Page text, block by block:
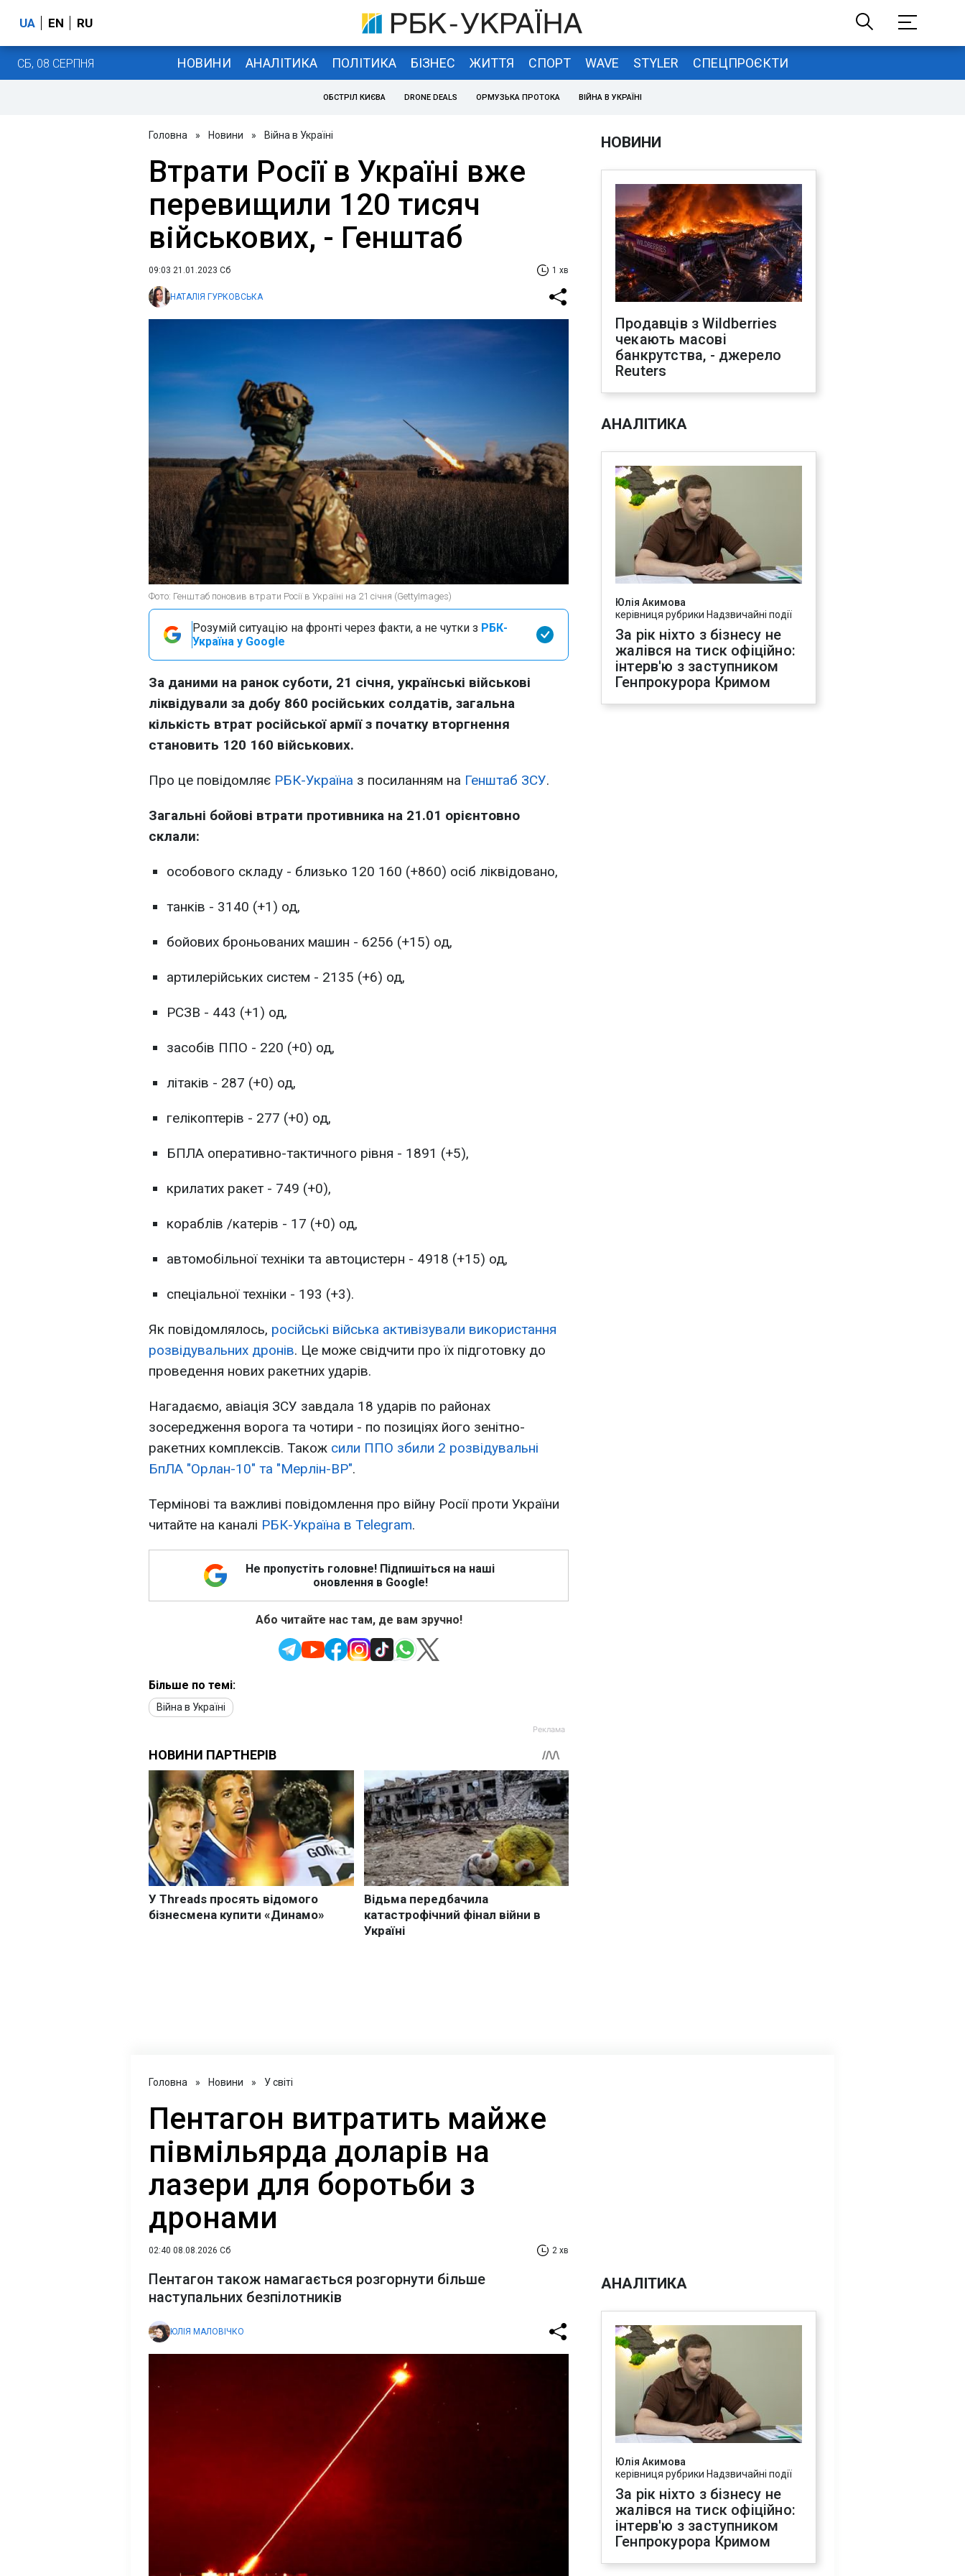
UA EN RU
СБ, 08 СЕРПНЯ НОВИНИ АНАЛІТИКА ПОЛІТИКА БІЗНЕС ЖИТТЯ СПОРТ WAVE STYLER СПЕЦПРОЄКТИ
ОБСТРІЛ КИЄВА DRONE DEALS ОРМУЗЬКА ПРОТОКА ВІЙНА В УКРАЇНІ
Головна » Новини » Війна в Україні
Втрати Росії в Україні вже
перевищили 120 тисяч
військових, - Генштаб
09:03 21.01.2023 Сб 1 хв
НАТАЛІЯ ГУРКОВСЬКА
Фото: Генштаб поновив втрати Росії в Україні на 21 січня (GettyImages)
Розумій ситуацію на фронті через факти, а не чутки з РБК-
Україна у Google
За даними на ранок суботи, 21 січня, українські військові
ліквідували за добу 860 російських солдатів, загальна
кількість втрат російської армії з початку вторгнення
становить 120 160 військових.
Про це повідомляє РБК-Україна з посиланням на Генштаб ЗСУ.
Загальні бойові втрати противника на 21.01 орієнтовно
склали:
особового складу - близько 120 160 (+860) осіб ліквідовано,
танків - 3140 (+1) од,
бойових броньованих машин - 6256 (+15) од,
артилерійських систем - 2135 (+6) од,
РСЗВ - 443 (+1) од,
засобів ППО - 220 (+0) од,
літаків - 287 (+0) од,
гелікоптерів - 277 (+0) од,
БПЛА оперативно-тактичного рівня - 1891 (+5),
крилатих ракет - 749 (+0),
кораблів /катерів - 17 (+0) од,
автомобільної техніки та автоцистерн - 4918 (+15) од,
спеціальної техніки - 193 (+3).
Як повідомлялось, російські війська активізували використання
розвідувальних дронів. Це може свідчити про їх підготовку до
проведення нових ракетних ударів.
Нагадаємо, авіація ЗСУ завдала 18 ударів по районах
зосередження ворога та чотири - по позиціях його зенітно-
ракетних комплексів. Також сили ППО збили 2 розвідувальні
БпЛА "Орлан-10" та "Мерлін-ВР".
Термінові та важливі повідомлення про війну Росії проти України
читайте на каналі РБК-Україна в Telegram.
Не пропустіть головне! Підпишіться на наші
оновлення в Google!
Або читайте нас там, де вам зручно!
Більше по темі:
Війна в Україні
НОВИНИ
Продавців з Wildberries
чекають масові
банкрутства, - джерело
Reuters
АНАЛІТИКА
Юлія Акимова
керівниця рубрики Надзвичайні події
За рік ніхто з бізнесу не
жалівся на тиск офіційно:
інтерв'ю з заступником
Генпрокурора Кримом
Головна » Новини » У світі
Пентагон витратить майже
півмільярда доларів на
лазери для боротьби з
дронами
02:40 08.08.2026 Сб 2 хв
Пентагон також намагається розгорнути більше
наступальних безпілотників
ЮЛІЯ МАЛОВІЧКО
АНАЛІТИКА
Юлія Акимова
керівниця рубрики Надзвичайні події
За рік ніхто з бізнесу не
жалівся на тиск офіційно:
інтерв'ю з заступником
Генпрокурора Кримом